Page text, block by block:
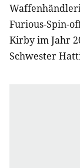
Furious-Spin-
Kirby im Jahr
Schwester